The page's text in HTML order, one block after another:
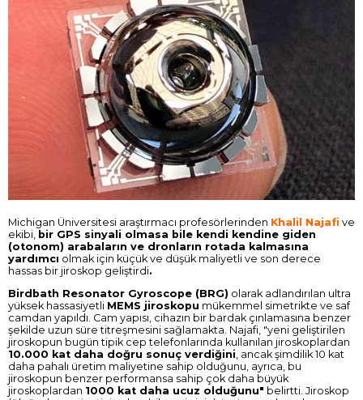
Michigan Üniversitesi araştırmacı profesörlerinden Khalil Najafi ve
ekibi, bir GPS sinyali olmasa bile kendi kendine giden
(otonom) arabaların ve dronların rotada kalmasına
yardımcı olmak için küçük ve düşük maliyetli ve son derece
hassas bir jiroskop geliştirdi.
Birdbath Resonator Gyroscope (BRG) olarak adlandırılan ultra
yüksek hassasiyetli MEMS jiroskopu mükemmel simetrikte ve saf
camdan yapıldı. Cam yapısı, cihazın bir bardak çınlamasına benzer
şekilde uzun süre titreşmesini sağlamakta. Najafi, "yeni geliştirilen
jiroskopun bugün tipik cep telefonlarında kullanılan jiroskoplardan
10.000 kat daha doğru sonuç verdiğini , ancak şimdilik 10 kat
daha pahalı üretim maliyetine sahip olduğunu, ayrıca, bu
jiroskopun benzer performansa sahip çok daha büyük
jiroskoplardan 1000 kat daha ucuz olduğunu" belirtti. Jiroskop